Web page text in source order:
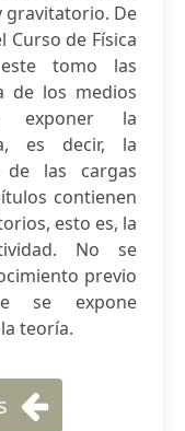
gravitatorio. De
de Física
tomo las
de los medios
exponer la
es decir, la
de las cargas
contienen
esto es, la
No se
previo
se expone
teoría.